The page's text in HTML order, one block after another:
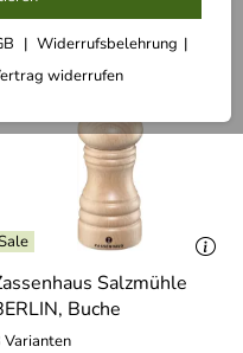
Widerrufsbelehrung
widerrufen
Salzmühle
Buche
Varianten